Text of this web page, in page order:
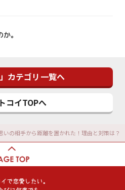
。
カテゴリ一覧へ
コイTOPへ
いの相手から距離を置かれた！理由と対策は？